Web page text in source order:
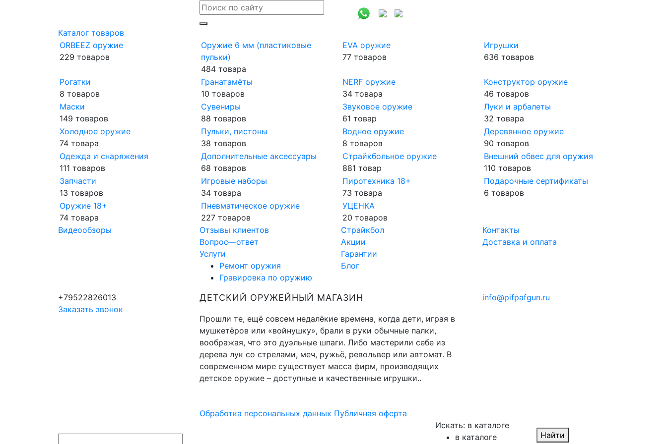
Каталог товаров
ORBEEZ оружие
229 товаров
Оружие 6 мм (пластиковые
пульки)
484 товара
EVA оружие
77 товаров
Игрушки
636 товаров
Рогатки
8 товаров
Гранатамёты
10 товаров
NERF оружие
34 товара
Конструктор оружие
46 товаров
Маски
149 товаров
Сувениры
88 товаров
Звуковое оружие
61 товар
Луки и арбалеты
32 товара
Холодное оружие
74 товара
Пульки, пистоны
38 товаров
Водное оружие
8 товаров
Деревянное оружие
90 товаров
Одежда и снаряжения
111 товаров
Дополнительные аксессуары
68 товаров
Страйкбольное оружие
881 товар
Внешний обвес для оружия
110 товаров
Запчасти
13 товаров
Игровые наборы
34 товара
Пиротехника 18+
73 товара
Подарочные сертификаты
6 товаров
Оружие 18+
74 товара
Пневматическое оружие
227 товаров
УЦЕНКА
20 товаров
Видеообзоры
Отзывы клиентов
Вопрос—ответ
Услуги
Ремонт оружия
Гравировка по оружию
Страйкбол
Акции
Гарантии
Блог
Контакты
Доставка и оплата
+79522826013
Заказать звонок
ДЕТСКИЙ ОРУЖЕЙНЫЙ МАГАЗИН
Прошли те, ещё совсем недалёкие времена, когда дети, играя в
мушкетёров или «войнушку», брали в руки обычные палки,
воображая, что это дуэльные шпаги. Либо мастерили себе из
дерева лук со стрелами, меч, ружьё, револьвер или автомат. В
современном мире существует масса фирм, производящих
детское оружие – доступные и качественные игрушки..
Обработка персональных данных Публичная оферта
info@pifpafgun.ru
Искать: в каталоге
в каталоге
Найти